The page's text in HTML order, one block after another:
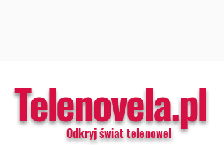
Telenovela.pl
Odkryj świat telenowel